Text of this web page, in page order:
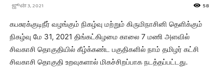
ஜூன் 3, 2021 58
கபசுரக்குடிநீர் வழங்கும் நிகழ்வு மற்றும் கிருமிநாசினி தெளிக்கும்
நிகழ்வு மே 31, 2021 திங்கட்கிழமை காலை 7 மணி அளவில்
சிவகாசி தொகுதியில் கீழ்க்கண்ட பகுதிகளில் நாம் தமிழர் கட்சி
சிவகாசி தொகுதி உறவுகளால் மிகச்சிறப்பாக நடத்தப்பட்டது.